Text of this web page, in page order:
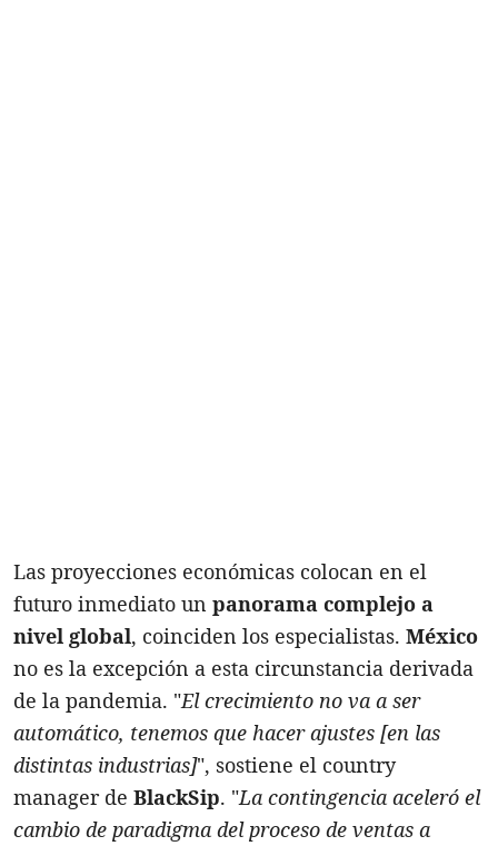
Las proyecciones económicas colocan en el
futuro inmediato un panorama complejo a
nivel global, coinciden los especialistas. México
no es la excepción a esta circunstancia derivada
de la pandemia. "El crecimiento no va a ser
automático, tenemos que hacer ajustes [en las
distintas industrias]", sostiene el country
manager de BlackSip. "La contingencia aceleró el
cambio de paradigma del proceso de ventas a